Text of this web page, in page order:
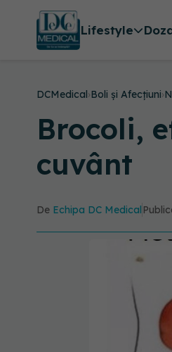
Lifestyle
DCMedical›Boli și Afecțiuni›
Brocoli,
cuvânt
De Echipa DC Medical